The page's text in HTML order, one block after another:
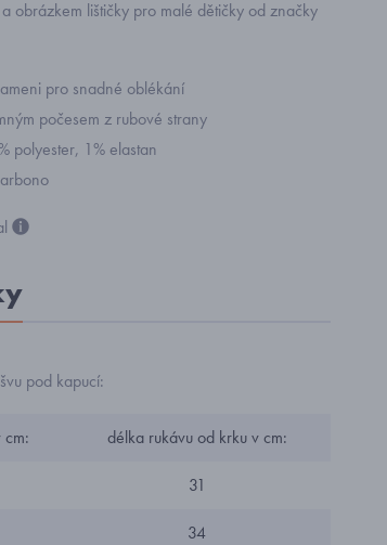
obrázkem lištičky pro malé dětičky od značky
pro snadné oblékání
počesem z rubové strany
polyester, 1% elastan
pod kapucí:
délka rukávu od krku v cm:
31
34